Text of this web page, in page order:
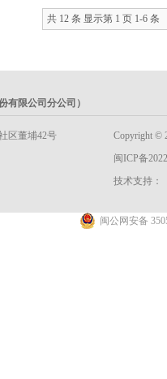
共 12 条 显示第 1 页 1-6 条
有限公司分公司）
区董埔42号
Copyright ©
闽ICP备
技术支持：
闽公网安备